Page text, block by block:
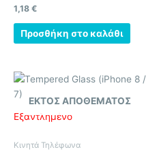
Βαθμολογήθηκε
με
0
από
1,18 €
Προσθήκη στο καλάθι
ΕΚΤΌΣ ΑΠΟΘΈΜΑΤΟΣ
Εξαντλημένο
Κινητά Τηλέφωνα